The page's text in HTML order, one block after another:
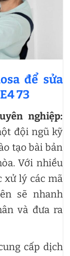
để sửa
73
nghiệp:
đội ngũ kỹ
tạo bài bản
Với nhiều
xử lý các mã
sẽ nhanh
và đưa ra
cấp dịch